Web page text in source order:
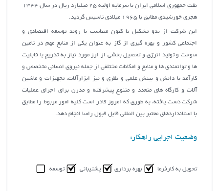
نفت جمهوري اسلامي ايران با سرمايه اوليه 25 ميليارد ريال در سال 1344
هجري خورشيدي مطابق با 1965 ميلادي تاسيس گرديد.
اين شرکت از بدو تشکيل تا کنون متناسب با روند توسعه اقتصادي و
اجتماعي کشور و بهره گيري از گاز به عنوان يکي از منابع مهم در تامين
سوخت و توليد انرژي و تحصيل بخشي از ارز مورد نياز به تدریج با قابليت
ها و توانمندي ها و منابع و امکانات مختلفي از جمله نيروي انساني متخصص و
کارآمد با دانش و بينش علمي و نظري و نيز ابزارآلات، تجهيزات و ماشين
آلات و کارگاه هاي متعدد و متنوع پيشرفته و مدرن براي اجراي عمليات
شرکت دست يافته، به طوري که امروز قادر است کليه امور مربوط را مطابق
با استانداردهاي معتبر بين المللي قابل قبول راسا انجام دهد.
وضعیت اجرایی راهکار:
تحویل به کارفرما بهره برداری پشتیبانی توسعه